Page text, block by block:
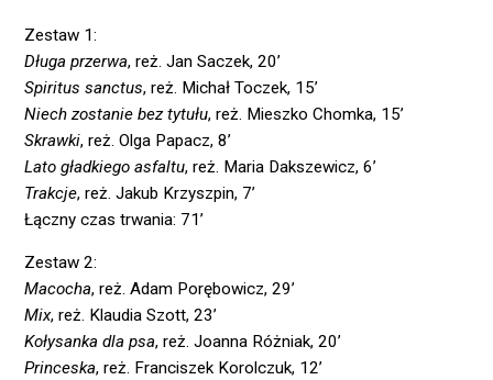
Zestaw 1:
Długa przerwa, reż. Jan Saczek, 20’
Spiritus sanctus, reż. Michał Toczek, 15’
Niech zostanie bez tytułu, reż. Mieszko Chomka, 15’
Skrawki, reż. Olga Papacz, 8’
Lato gładkiego asfaltu, reż. Maria Dakszewicz, 6’
Trakcje, reż. Jakub Krzyszpin, 7’
Łączny czas trwania: 71’
Zestaw 2:
Macocha, reż. Adam Porębowicz, 29’
Mix, reż. Klaudia Szott, 23’
Kołysanka dla psa, reż. Joanna Różniak, 20’
Princeska, reż. Franciszek Korolczuk, 12’